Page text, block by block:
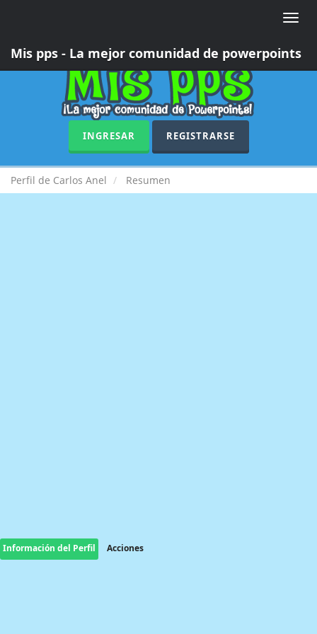
Toggle
Mis pps - La mejor comunidad de powerpoints
INGRESAR REGISTRARSE
Perfil de Carlos Anel Resumen
Información del Perfil Acciones